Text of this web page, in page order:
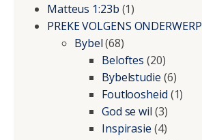
Matteus 1:23b (1)
PREKE VOLGENS ONDERWERP
Bybel(68)
Beloftes (20)
Bybelstudie (6)
Foutloosheid (1)
God se wil (3)
Inspirasie (4)